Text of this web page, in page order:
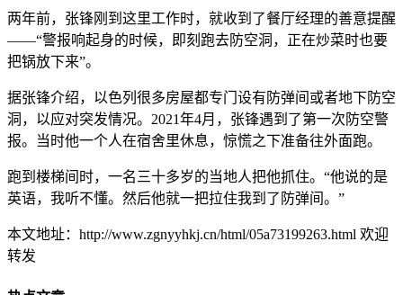
两年前，张锋刚到这里工作时，就收到了餐厅经理的善意提醒
——“警报响起身的时候，即刻跑去防空洞，正在炒菜时也要
把锅放下来”。
据张锋介绍，以色列很多房屋都专门设有防弹间或者地下防空
洞，以应对突发情况。2021年4月，张锋遇到了第一次防空警
报。当时他一个人在宿舍里休息，惊慌之下准备往外面跑。
跑到楼梯间时，一名三十多岁的当地人把他抓住。“他说的是
英语，我听不懂。然后他就一把拉住我到了防弹间。”
本文地址：http://www.zgnyyhkj.cn/html/05a73199263.html 欢迎
转发